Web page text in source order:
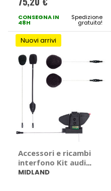
CONSEGNA IN
48H
Spedizione
gratuita!
Nuovi arrivi
Accessori e ricambi
interfono Kit audio
per BT Pro e BT
MIDLAND